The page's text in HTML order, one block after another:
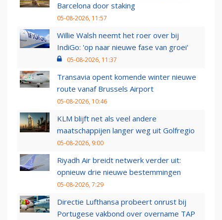
Barcelona door staking
05-08-2026, 11:57
Willie Walsh neemt het roer over bij
IndiGo: 'op naar nieuwe fase van groei'
05-08-2026, 11:37
Transavia opent komende winter nieuwe
route vanaf Brussels Airport
05-08-2026, 10:46
KLM blijft net als veel andere
maatschappijen langer weg uit Golfregio
05-08-2026, 9:00
Riyadh Air breidt netwerk verder uit:
opnieuw drie nieuwe bestemmingen
05-08-2026, 7:29
Directie Lufthansa probeert onrust bij
Portugese vakbond over overname TAP